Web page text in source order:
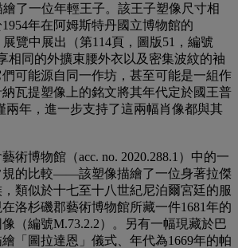
繪了一位年輕王子。該王子塑像尺寸相
年在阿姆斯特丹國立博物館的
展覽中展出（第114頁，圖版51，編號
相同的外擴束腰外衣以及密集波紋的袖
可能源自同一作坊，甚至可能是一組作
瓦提塑像上的銘文將其年代定於國王普
兩年，進一步支持了這兩幅肖像都與其
術博物館（acc. no. 2020.288.1）中的一
規的比較——該塑像描繪了一位身著拉傑
類似於十七至十八世紀尼泊爾宮廷的服
洛杉磯郡藝術博物館所藏一件1681年的
（編號M.73.2.2）。另有一幅現藏於巴
「圖拉達恩」儀式、年代為1669年的帕